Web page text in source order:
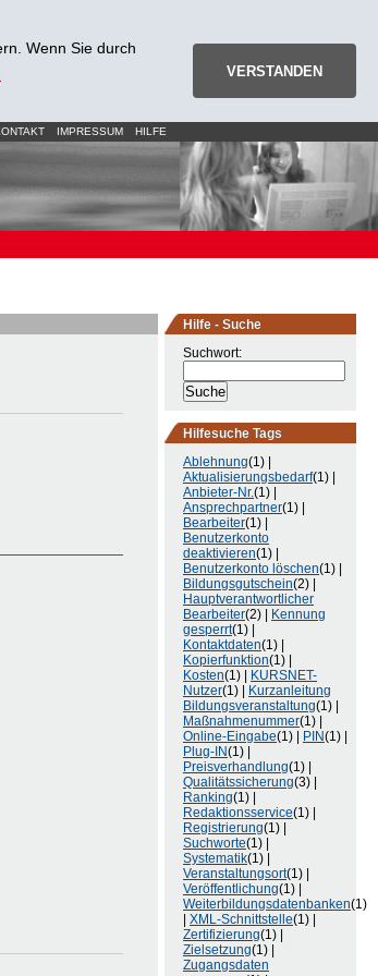
Wenn Sie durch
VERSTANDEN
IMPRESSUM HILFE
Hilfe - Suche
Suchwort:
Hilfesuche Tags
Ablehnung(1) |
Aktualisierungsbedarf(1) |
Anbieter-Nr.(1) |
Ansprechpartner(1) |
Bearbeiter(1) |
Benutzerkonto
deaktivieren(1) |
Benutzerkonto löschen(1) |
Bildungsgutschein(2) |
Hauptverantwortlicher
Bearbeiter(2) |
Kennung
gesperrt(1) |
Kontaktdaten(1) |
Kopierfunktion(1) |
Kosten(1) |
KURSNET-
Nutzer(1) |
Kurzanleitung
Bildungsveranstaltung(1) |
Maßnahmenummer(1) |
Online-Eingabe(1) | PIN(1) |
Plug-IN(1) |
Preisverhandlung(1) |
Qualitätssicherung(3) |
Ranking(1) |
Redaktionsservice(1) |
Registrierung(1) |
Suchworte(1) |
Systematik(1) |
Veranstaltungsort(1) |
Veröffentlichung(1) |
Weiterbildungsdatenbanken(1)
XML-Schnittstelle(1) |
Zertifizierung(1) |
Zielsetzung(1) |
Zugangsdaten